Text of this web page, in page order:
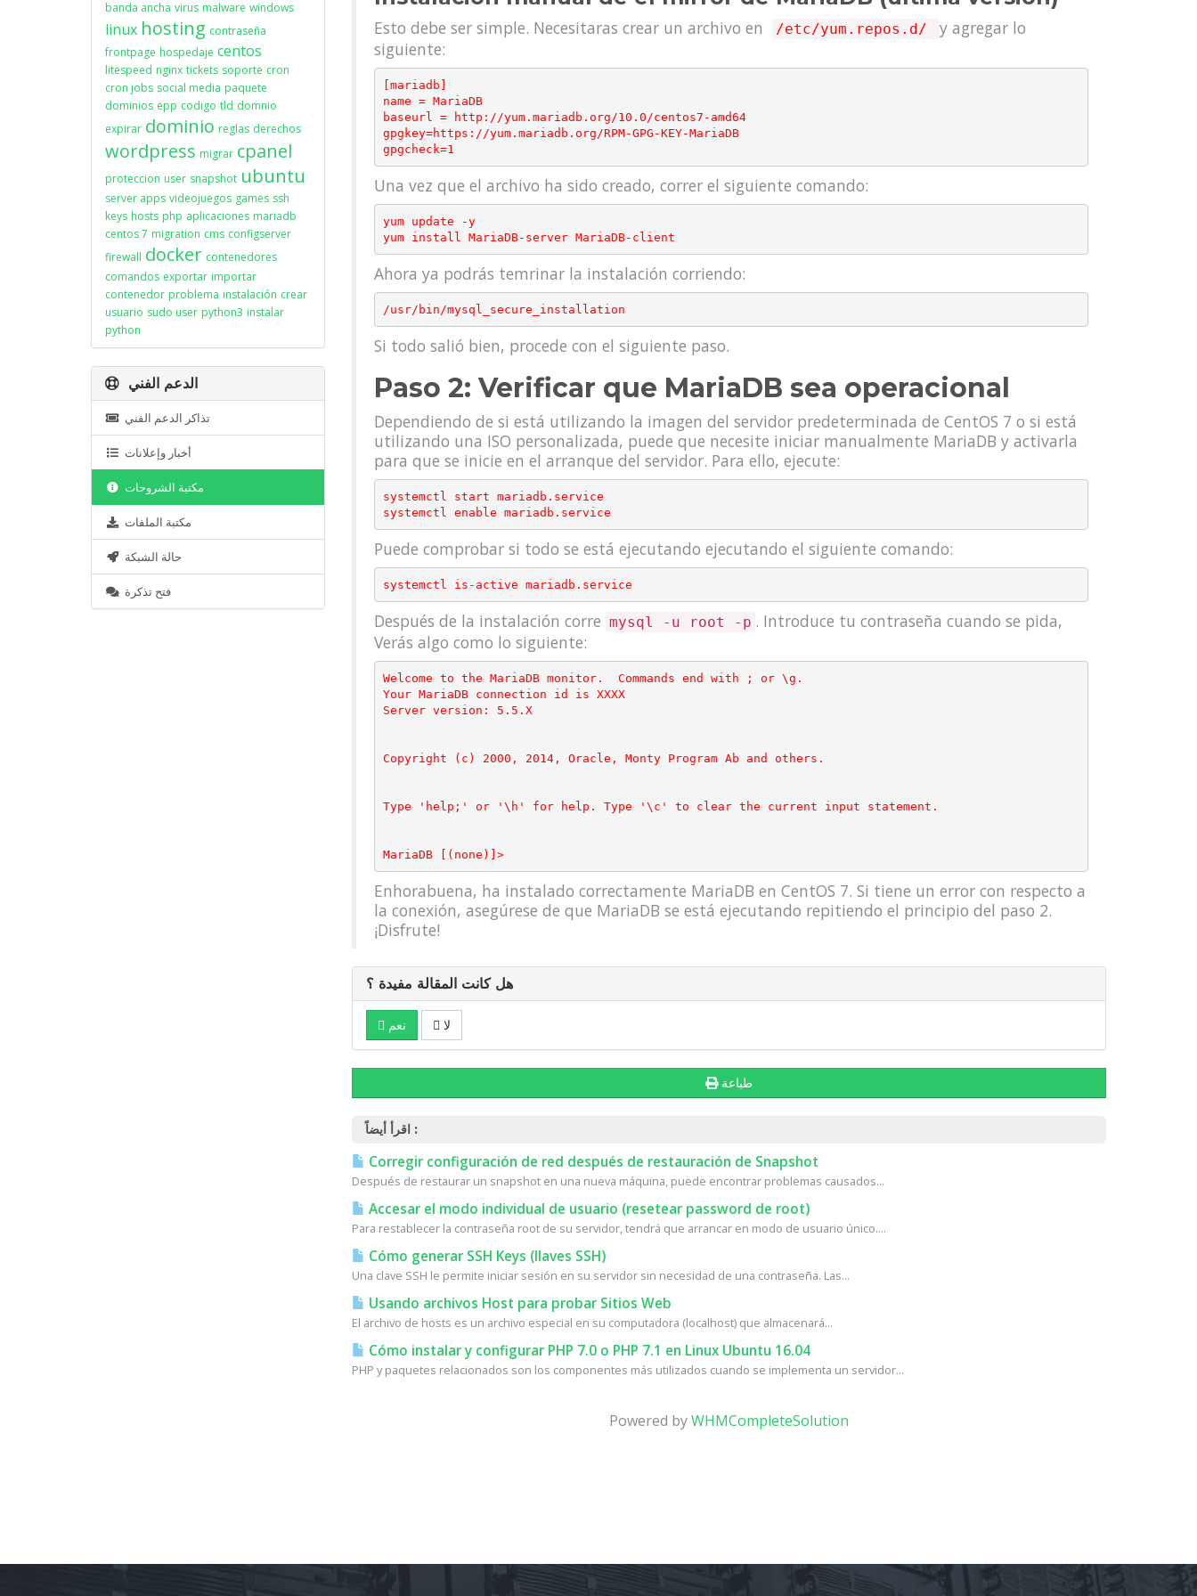
Esto debe ser simple. Necesitaras crear un archivo en /etc/yum.repos.d/
y agregar lo
siguiente:
[mariadb]
name = MariaDB
baseurl = http://yum.mariadb.org/10.0/centos7-amd64
gpgkey=https://yum.mariadb.org/RPM-GPG-KEY-MariaDB
Una vez que el archivo ha sido creado, correr el siguiente comando:
yum update -y
Ahora ya podrás temrinar la instalación corriendo:
Si todo salió bien, procede con el siguiente paso.
Paso 2: Verificar que MariaDB sea operacional
Dependiendo de si está utilizando la imagen del servidor predeterminada de CentOS 7 o si está
utilizando una ISO personalizada, puede que necesite iniciar manualmente MariaDB y activarla
para que se inicie en el arranque del servidor. Para ello, ejecute:
systemctl start mariadb.service
Puede comprobar si todo se está ejecutando ejecutando el siguiente comando:
Después de la instalación corre mysql -u root -p . Introduce tu contraseña cuando se pida,
Verás algo como lo siguiente:
Welcome to the MariaDB monitor.  Commands end with ; or \g.
Your MariaDB connection id is XXXX
Server version: 5.5.X
Copyright (c) 2000, 2014, Oracle, Monty Program Ab and others.
Type 'help;' or '\h' for help. Type '\c' to clear the current input statement.
MariaDB [(none)]>
Enhorabuena, ha instalado correctamente MariaDB en CentOS 7. Si tiene un error con respecto a
la conexión, asegúrese de que MariaDB se está ejecutando repitiendo el principio del paso 2.
¡Disfrute!
هل كانت المقالة مفيدة ؟
نعم لا
طباعة
اقرأ أيضاً :
Corregir configuración de red después de restauración de Snapshot
Después de restaurar un snapshot en una nueva máquina, puede encontrar problemas causados...
Accesar el modo individual de usuario (resetear password de root)
Para restablecer la contraseña root de su servidor, tendrá que arrancar en modo de usuario único....
Cómo generar SSH Keys (llaves SSH)
Una clave SSH le permite iniciar sesión en su servidor sin necesidad de una contraseña. Las...
Usando archivos Host para probar Sitios Web
El archivo de hosts es un archivo especial en su computadora (localhost) que almacenará...
Cómo instalar y configurar PHP 7.0 o PHP 7.1 en Linux Ubuntu 16.04
PHP y paquetes relacionados son los componentes más utilizados cuando se implementa un servidor...
Powered byWHMCompleteSolution
banda ancha virus malware windows
linux hosting contraseña
frontpage hospedaje centos
litespeed nginx tickets soporte cron
cron jobs social media paquete
dominios epp codigo tld domnio
expirar dominio reglas derechos
wordpress migrar cpanel
proteccion user snapshot ubuntu
server apps videojuegos games ssh
keys hosts php aplicaciones mariadb
centos 7 migration cms configserver
firewall docker contenedores
comandos exportar importar
contenedor problema instalación crear
usuario sudo user python3 instalar
python
الدعم الفني
تذاكر الدعم الفني
أخبار وإعلانات
مكتبة الشروحات
مكتبة الملفات
حالة الشبكة
فتح تذكرة